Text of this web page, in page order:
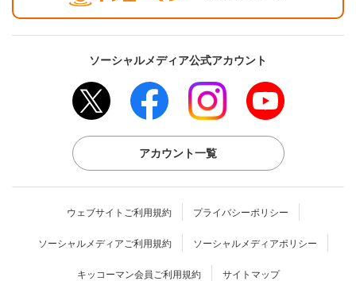
ソーシャルメディア公式アカウント
アカウント一覧
ウェブサイトご利用規約 プライバシーポリシー
ソーシャルメディアご利用規約 ソーシャルメディアポリシー
キッコーマン会員ご利用規約 サイトマップ